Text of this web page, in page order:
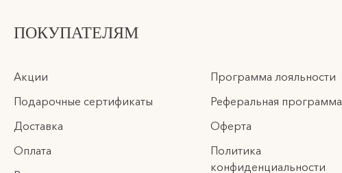
ПОКУПАТЕЛЯМ
Акции
Подарочные сертификаты
Доставка
Оплата
Программа лояльности
Реферальная программа
Оферта
Политика
конфиденциальности